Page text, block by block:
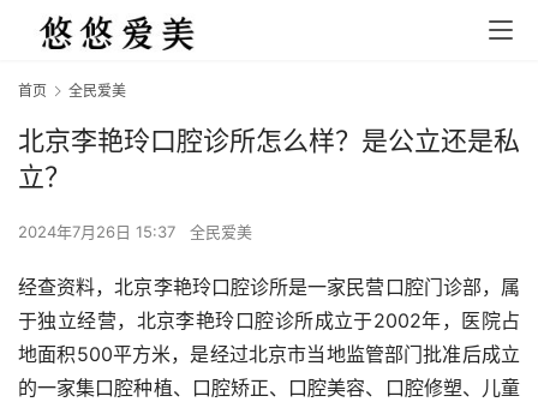
首页 全民爱美
北京李艳玲口腔诊所怎么样？是公立还是私
立？
2024年7月26日 15:37 全民爱美
经查资料，北京李艳玲口腔诊所是一家民营口腔门诊部，属
于独立经营，北京李艳玲口腔诊所成立于2002年，医院占
地面积500平方米，是经过北京市当地监管部门批准后成立
的一家集口腔种植、口腔矫正、口腔美容、口腔修塑、儿童